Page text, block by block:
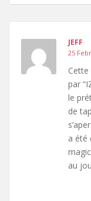
JEFF
25
Cette
par
le
de
a été
au